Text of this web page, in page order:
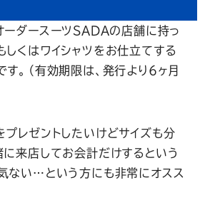
ーダースーツSADAの店舗に持っ
しくはワイシャツをお仕立てする
。（有効期限は、発行より6ヶ月
プレゼントしたいけどサイズも分
に来店してお会計だけするという
ない…という方にも非常にオスス